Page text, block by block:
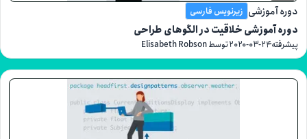
زیرنویس فارسی
خلاقیت در الگوهای طراحی
۲۰۲۰-۰۳-۲۴توسط Elisabeth Robson